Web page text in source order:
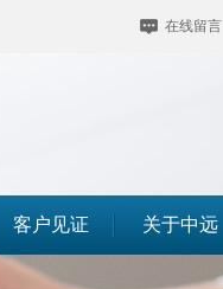
在线留言
客户见证 关于中远
公司简介